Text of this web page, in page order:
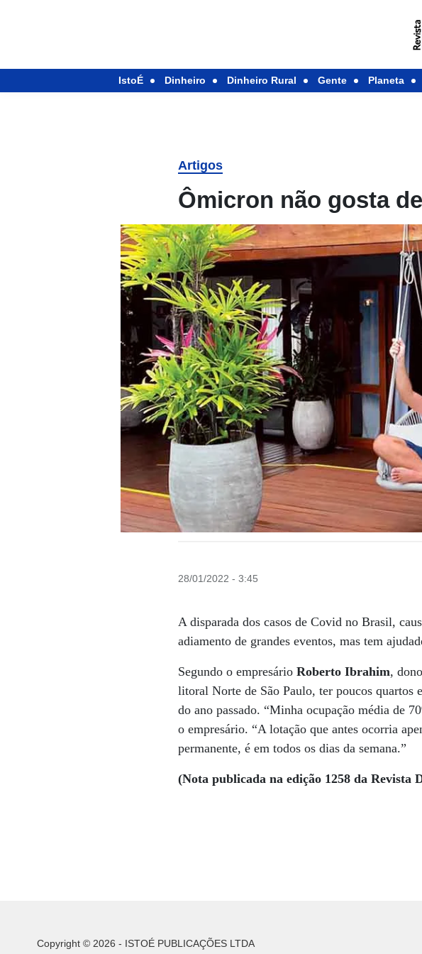
IstoÉ Dinheiro Dinheiro Rural Gente Planeta
Artigos
Ômicron não gosta
28/01/2022 - 3:45
A disparada dos casos de Covid no Brasil,
adiamento de grandes eventos, mas tem
Segundo o empresárioRoberto Ibrahim,
litoral Norte de São Paulo, ter poucos quartos
do ano passado. “Minha ocupação média de
o empresário. “A lotação que antes ocorria
permanente, é em todos os dias da semana.”
(Nota publicada na edição 1258 da Revista
Copyright © 2026 - ISTOÉ PUBLICAÇÕES LTDA